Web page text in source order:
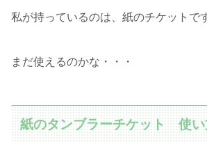
私が持っているのは、紙のチケットで
まだ使えるのかな・・・
紙のタンブラーチケット 使